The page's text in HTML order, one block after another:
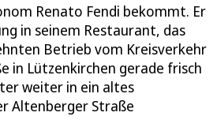
Renato Fendi bekommt. Er
in seinem Restaurant, das
Betrieb vom Kreisverkehr
in Lützenkirchen gerade frisch
weiter in ein altes
Altenberger Straße